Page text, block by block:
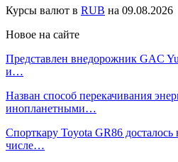
Курсы валют в RUB на 09.08.2026
Новое на сайте
Представлен внедорожник GAC
и…
Назван способ перекачивания
инопланетными…
Спорткару Toyota GR86 досталось
числе…